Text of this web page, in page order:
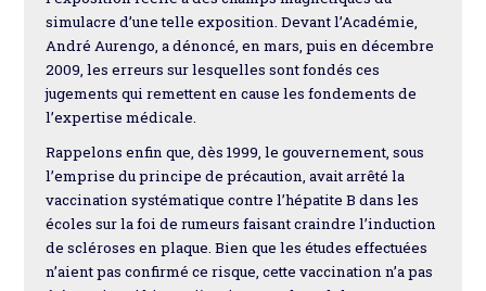
simulacre d’une telle exposition. Devant l’Académie,
André Aurengo, a dénoncé, en mars, puis en décembre
2009, les erreurs sur lesquelles sont fondés ces
jugements qui remettent en cause les fondements de
l’expertise médicale.
Rappelons enfin que, dès 1999, le gouvernement, sous
l’emprise du principe de précaution, avait arrêté la
vaccination systématique contre l’hépatite B dans les
écoles sur la foi de rumeurs faisant craindre l’induction
de scléroses en plaque. Bien que les études effectuées
n’aient pas confirmé ce risque, cette vaccination n’a pas